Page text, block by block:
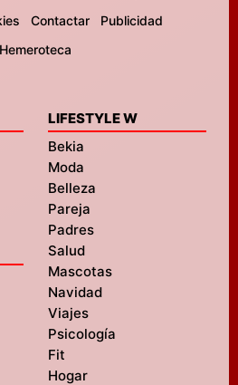
Contactar
Publicidad
Hemeroteca
LIFESTYLE W
Bekia
Moda
Belleza
Pareja
Padres
Salud
Mascotas
Navidad
Viajes
Psicología
Fit
Hogar